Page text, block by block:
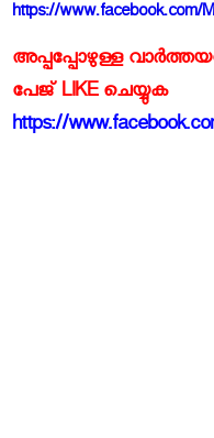
https://www.facebook.com/
അപ്പപ്പോഴുള്ള
പേജ് LIKE ചെയ്യുക
https://